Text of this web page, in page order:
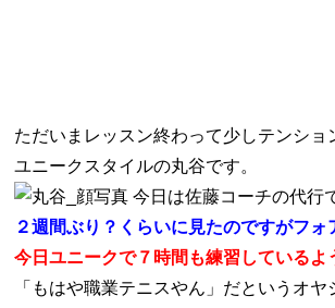
システム・クラス・料金 ブログ
指定管理者
ただいまレッスン終わって少しテンショ
ユニークスタイルの丸谷です。
今日は佐藤コーチの代行
２週間ぶり？くらいに見たのですがフォ
今日ユニークで７時間も練習しているよ
「もはや職業テニスやん」だというオ